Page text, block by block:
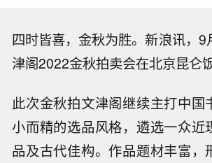
四时皆喜，金秋为胜。新浪讯，
津阁2022金秋拍卖会在北京昆仑
此次金秋拍文津阁继续主打中国
小而精的选品风格，遴选一众近
品及古代佳构。作品题材丰富，